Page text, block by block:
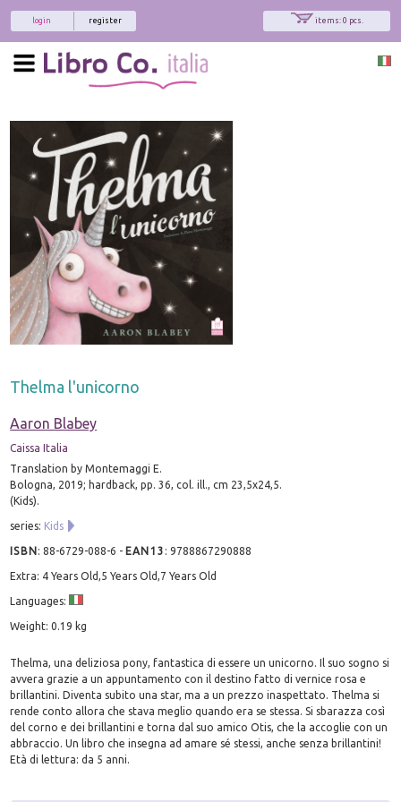
items: 0 pcs.
register
login
Thelma l'unicorno
Aaron Blabey
Caissa Italia
Translation by Montemaggi E.
Bologna, 2019; hardback, pp. 36, col. ill., cm 23,5x24,5.
(Kids).
series: Kids
ISBN:88-6729-088-6 - EAN13 :9788867290888
Extra: 4 Years Old,5 Years Old,7 Years Old
Languages:
Weight: 0.19 kg
Thelma, una deliziosa pony, fantastica di essere un unicorno. Il suo sogno si
avvera grazie a un appuntamento con il destino fatto di vernice rosa e
brillantini. Diventa subito una star, ma a un prezzo inaspettato. Thelma si
rende conto allora che stava meglio quando era se stessa. Si sbarazza così
del corno e dei brillantini e torna dal suo amico Otis, che la accoglie con un
abbraccio. Un libro che insegna ad amare sé stessi, anche senza brillantini!
Età di lettura: da 5 anni.